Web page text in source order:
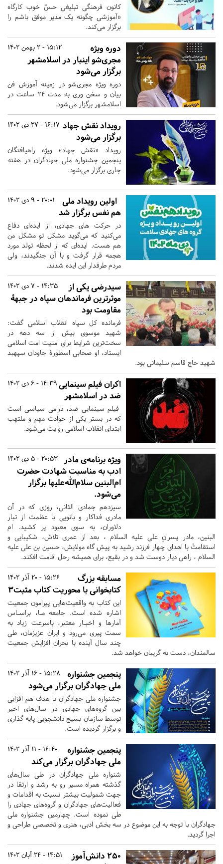
کانون فرهنگی تبلیغی حسّ خوب کارگاه
«آموزشی چگونه یک مدیر موفق باشم را
برگزار می‌کند.
15:12 - 2 بهمن 1402
دوره ویژه
مجری‌شو اینبار در اسلامشهر
برگزار می‌شود
دوره ویژه مجری‌شو در زمینه آموزش فن
بیان و سخن وری به مدت 24 ساعت در
اسلامشهر برگزار می‌شود.
16:17 - 27 دی 1402 رویداد نقش جهاد
برگزار می‌شود
رویداد «نقش جهاد» ویژه راهیافتگان
پنجمین جشنواره ملی جهادگران در هفته
جاری برگزار می‌شود.
20:01 - 9 دی 1402
اولین رویداد ملی
هم نفس برگزار شد
در حرکت های جهادی، از ایده‌ای دفاع
می‌کنید که می‌گوید مشکل تو مشکل من
هم هست. ایده‌ای که از لحظه تولد مورد
هجمه قرار گرفت و با آن جنگیدند، ولی
مردم طرفدار این ایده شدند.
14:35 - 7 دی 1402
سیدرضی یکی از
موثرترین فرماندهان سپاه در جبهۀ
مقاومت بود
فرمانده کل سپاه انقلاب اسلامی گفت:
شهید موسوی بیش از سه دهه در
سخت‌ترین شرایط برای امنیت امت اسلامی
ایستاد، او صحابی اسطورۀ جاودان سپهبد
شهید حاج قاسم سلیمانی بود.
14:39 - 6 دی 1402 اکران فیلم سینمایی
ضد در اسلامشهر
فیلم سینمایی ضد، درامی سیاسی است
که در بستر یکی از حوادث مهم و ملتهب
ابتدای انقلاب اسلامی روایت می‌شود.
20:53 - 5 دی 1402
ویژه برنامه‌ی مادر
ادب به مناسبت شهادت حضرت
ام‌البنین سلام‌الله‌علیها برگزار
می‌شود.
سیزدهم جمادی الثانی، روزی که در آن
مادری فداکار و بانویی با عظمت از تبار
دلاوران، به سوی معبود پر کشید. ام
البنین، مادر پسرانِ علی علیه السلام ، بعد از عمری تلاش، شکیبایی و
استقامتْ با اهدای چهار فرزند رشید به پیش گاه مولایش، حسین بن علی علیه
السلام ، راهی دیار دوست شد و در بقیع، برای همیشه رحل اقامت افکند.
15:26 - 20 آذر 1402
مسابقه بزرگ
کتابخوانی با محوریت کتاب مثبت۳
این کتاب به واقعیت‌هایی پیرامون جمعیت
اشاره شده است. جامعه مـا، براسـاس
آمارها و اخبـار معتبر، باسرعت زیاد به
سمت پیری می‌رود و ایران عزیزمان، طی
چند سال آینده با بحران افزایش جمعیت
سالمندان، دست به گریبان خواهد شد.
15:28 - 16 آذر 1402
پنجمین جشنواره
ملی جهادگران برگزار می‌شود
جشنواره ملی جهادگران با هدف هم افزایی
بین گروه‌­های جهادی در سال­‌های اخیر
توسط سازمان بسیج دانشجویی پایه گذاری
و برگزار گردیده است.
16:40 - 11 آذر 1402
پنجمین جشنواره
ملی جهادگران برگزار می‌کند
شنواره ملی جهادگران در طی سال‌های
گذشته همراه مسیر رو به رشد و ارتقا در
جهت شمولیت بیشتر نسبت به اقدامات و
فعالیت‌های جهادگران و گروه‌های جهادی را
طی نموده است. چهارمین جشنواره ملی
جهادگران با توجه به این موضوع در سه بخش ادبی، هنری و تخصصی طراحی و
اجرا گردید.
14:51 - 24 آبان 1402
۲۵۰ دانش‌آموز